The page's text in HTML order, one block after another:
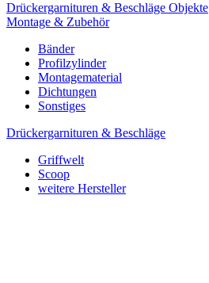
Drückergarnituren & Beschläge Objekte
Montage & Zubehör
Bänder
Profilzylinder
Montagematerial
Dichtungen
Sonstiges
Drückergarnituren & Beschläge
Griffwelt
Scoop
weitere Hersteller